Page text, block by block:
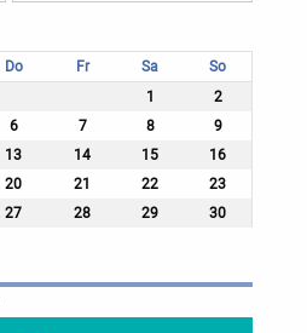
Do Fr Sa
So
1
2
6 7 8
9
13 14 15
16
20 21 22
23
27 28 29
30